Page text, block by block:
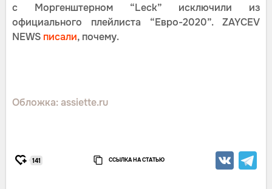
с Моргенштерном “Leck” исключили из
официального плейлиста “Евро-2020”. ZAYCEV
NEWS писали, почему.
Обложка: assiette.ru
141 ССЫЛКА НА СТАТЬЮ